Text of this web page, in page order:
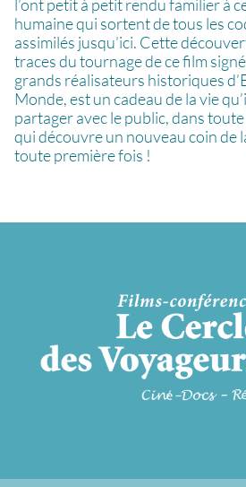
l’ont petit à petit rendu familier à
humaine qui sortent de tous les
assimilés jusqu’ici. Cette
traces du tournage de ce film
grands réalisateurs historiques
Monde, est un cadeau de la vie
partager avec le public, dans
qui découvre un nouveau coin de
toute première fois !